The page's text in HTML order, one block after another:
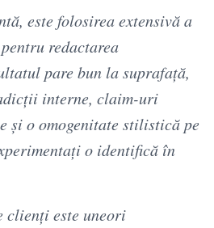
este folosirea extensivă a
redactarea
pare bun la suprafață,
interne, claim-uri
și o omogenitate stilistică pe
o identifică în
clienți este uneori